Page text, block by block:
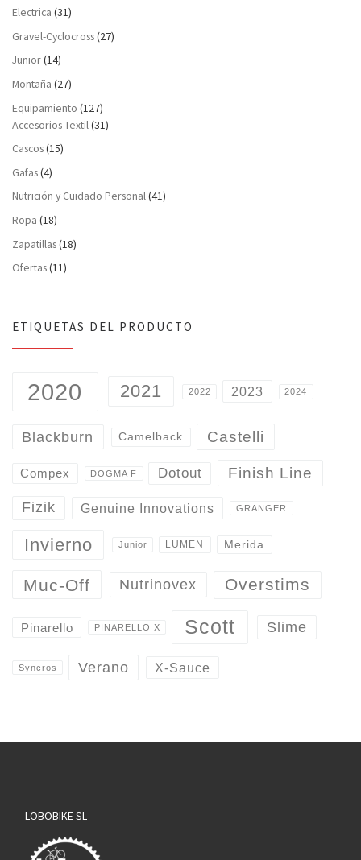
Electrica (31)
Gravel-Cyclocross(27)
Junior(14)
Montaña (27)
Equipamiento (127)
Accesorios Textil (31)
Cascos(15)
Gafas(4)
Nutrición y Cuidado Personal(41)
Ropa (18)
Zapatillas(18)
Ofertas(11)
ETIQUETAS DEL PRODUCTO
2020 2021 2022 2023 2024
Blackburn Camelback Castelli
Compex DOGMA F Dotout Finish Line
Fizik Genuine Innovations GRANGER
Invierno Junior LUMEN Merida
Muc-Off Nutrinovex Overstims
Pinarello PINARELLO X Scott Slime
Syncros Verano X-Sauce
LOBOBIKE SL